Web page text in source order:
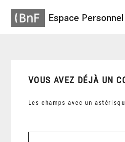
Espace Personnel
VOUS AVEZ DÉJÀ UN
Les champs avec un